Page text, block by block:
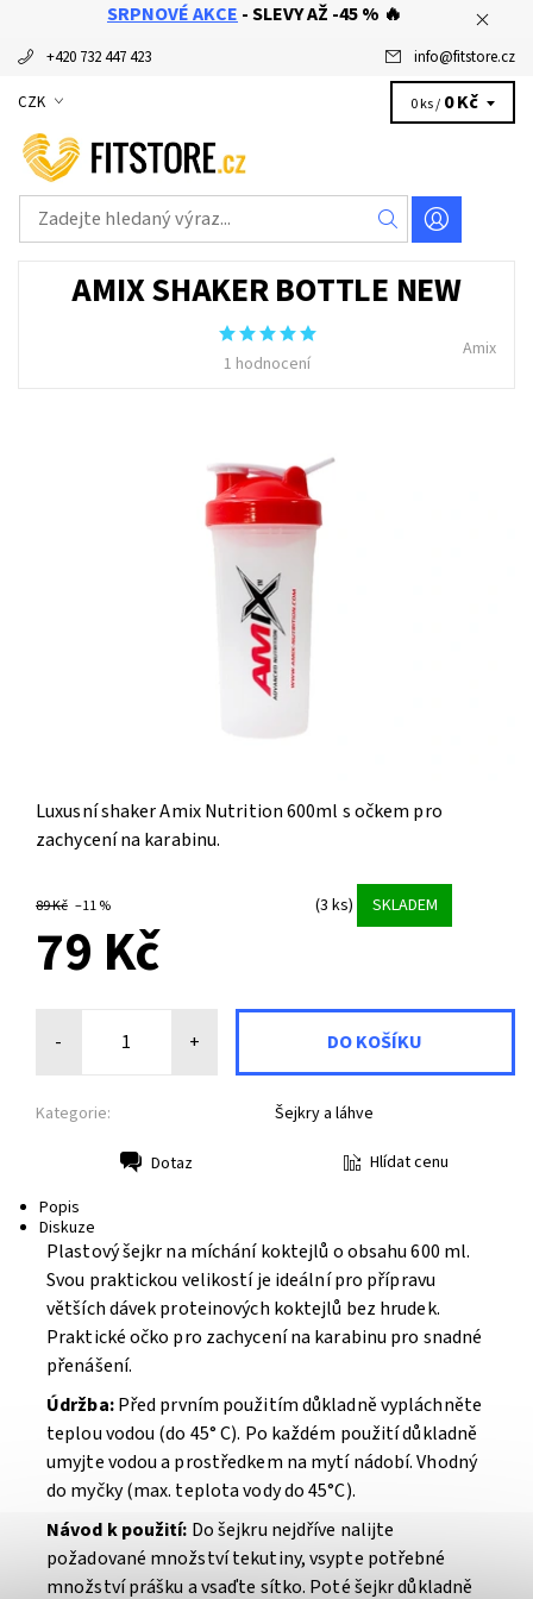
SRPNOVÉ AKCE - SLEVY AŽ -45 % 🔥
+420 732 447 423 info@fitstore.cz
CZK 0 ks / 0 Kč
AMIX SHAKER BOTTLE NEW
1 hodnocení
Amix
Luxusní shaker Amix Nutrition 600ml s očkem pro
zachycení na karabinu.
89 Kč –11 % (3 ks) SKLADEM
79 Kč
- +
Kategorie: Šejkry a láhve
Dotaz
Hlídat cenu
Popis
Diskuze
Plastový šejkr na míchání koktejlů o obsahu 600 ml.
Svou praktickou velikostí je ideální pro přípravu
větších dávek proteinových koktejlů bez hrudek.
Praktické očko pro zachycení na karabinu pro snadné
přenášení.
Údržba:Před prvním použitím důkladně vypláchněte
teplou vodou (do 45° C). Po každém použití důkladně
umyjte vodou a prostředkem na mytí nádobí. Vhodný
do myčky (max. teplota vody do 45°C).
Návod k použití: Do šejkru nejdříve nalijte
požadované množství tekutiny, vsypte potřebné
množství prášku a vsaďte sítko. Poté šejkr důkladně